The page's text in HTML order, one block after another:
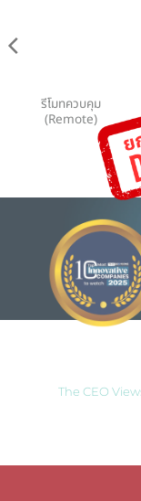
Discontinued
รีโมทควบคุม
(Remote)
The CEO